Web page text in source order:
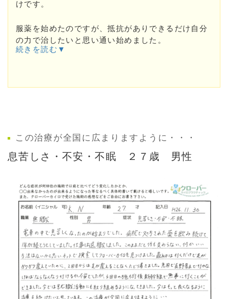
けです。
服薬を始めたのですが、抵抗がありできるだけ自分
の力で治したいと思い通い始めました。
続きを読む▼
この治療が全国に広まりますように・・・
息苦しさ・不安・不眠 ２７歳 男性